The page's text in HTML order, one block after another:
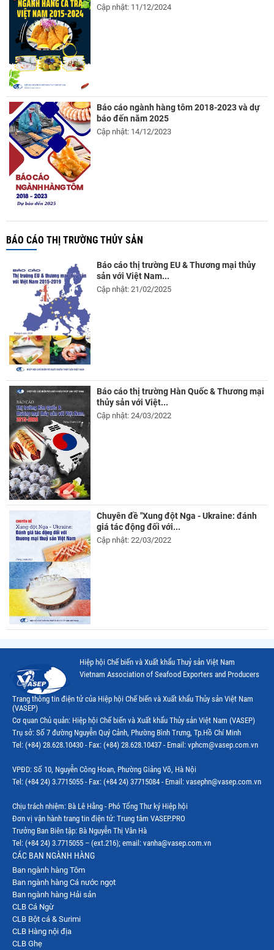
Cập nhật: 11/12/2024
Báo cáo ngành hàng tôm 2018-2023 và dự
báo đến năm 2025
Cập nhật: 14/12/2023
BÁO CÁO THỊ TRƯỜNG THỦY SẢN
Báo cáo thị trường EU & Thương mại thủy
sản với Việt Nam...
Cập nhật: 21/02/2025
Báo cáo thị trường Hàn Quốc & Thương mại
thủy sản với Việt...
Cập nhật: 24/03/2022
Chuyên đề "Xung đột Nga - Ukraine: đánh
giá tác động đối với...
Cập nhật: 22/03/2022
Hiệp hội Chế biến và Xuất khẩu Thuỷ sản Việt Nam
Vietnam Association of Seafood Exporters and Producers
Trang thông tin điện tử của Hiệp hội Chế biến và Xuất khẩu Thủy sản Việt Nam
(VASEP)
Cơ quan Chủ quản: Hiệp hội Chế biến và Xuất khẩu Thủy sản Việt Nam (VASEP)
Trụ sở: Số 7 đường Nguyễn Quý Cảnh, Phường Bình Trưng, Tp.Hồ Chí Minh
Tel: (+84) 28.628.10430 - Fax: (+84) 28.628.10437 - Email: vphcm@vasep.com.vn
VPĐD: Số 10, Nguyễn Công Hoan, Phường Giảng Võ, Hà Nội
Tel: (+84 24) 3.7715055 - Fax: (+84 24) 37715084 - Email: vasephn@vasep.com.vn
Chịu trách nhiệm: Bà Lê Hằng - Phó Tổng Thư ký Hiệp hội
Đơn vị vận hành trang tin điện tử: Trung tâm VASEP.PRO
Trưởng Ban Biên tập: Bà Nguyễn Thị Vân Hà
Tel: (+84 24) 3.7715055 – (ext.216); email: vanha@vasep.com.vn
CÁC BAN NGÀNH HÀNG
Ban ngành hàng Tôm
Ban ngành hàng Cá nước ngọt
Ban ngành hàng Hải sản
CLB Cá Ngừ
CLB Bột cá & Surimi
CLB Hàng nội địa
CLB Ghẹ